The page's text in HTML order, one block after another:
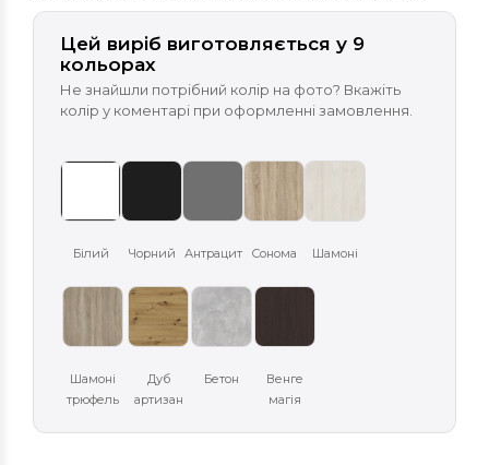
Цей виріб виготовляється у 9
кольорах
Не знайшли потрібний колір на фото? Вкажіть
колір у коментарі при оформленні замовлення.
Білий Чорний Антрацит Сонома Шамоні
Шамоні
трюфель
Дуб
артизан
Бетон
Венге
магія